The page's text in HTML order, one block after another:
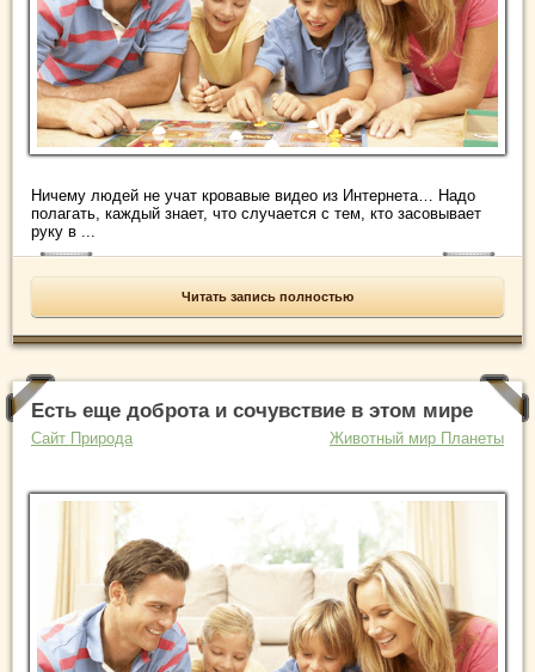
Ничему людей не учат кровавые видео из Интернета… Надо
полагать, каждый знает, что случается с тем, кто засовывает
руку в ...
Читать запись полностью
Есть еще доброта и сочувствие в этом мире
Сайт Природа Животный мир Планеты